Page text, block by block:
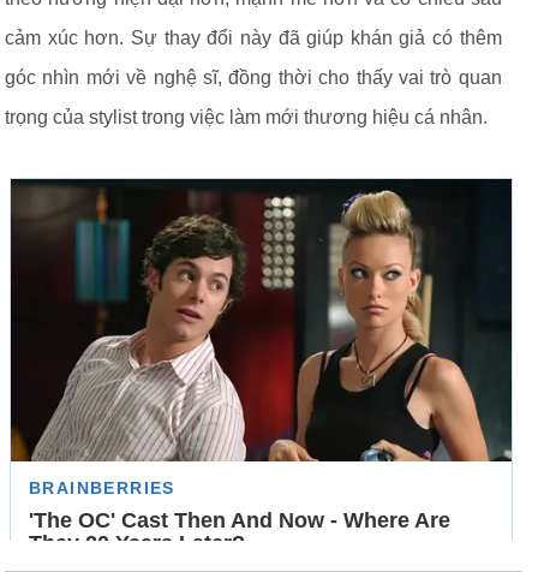
cảm xúc hơn. Sự thay đổi này đã giúp khán giả có thêm
góc nhìn mới về nghệ sĩ, đồng thời cho thấy vai trò quan
trọng của stylist trong việc làm mới thương hiệu cá nhân.